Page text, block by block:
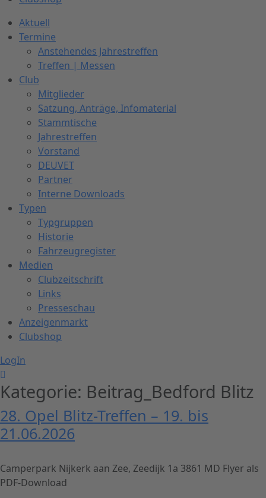
Aktuell
Termine
Anstehendes Jahrestreffen
Treffen | Messen
Club
Mitglieder
Satzung, Anträge, Infomaterial
Stammtische
Jahrestreffen
Vorstand
DEUVET
Partner
Interne Downloads
Typen
Typgruppen
Historie
Fahrzeugregister
Medien
Clubzeitschrift
Links
Presseschau
Anzeigenmarkt
Clubshop
LogIn
Kategorie: Beitrag_Bedford Blitz
28. Opel Blitz-Treffen – 19. bis
21.06.2026
Camperpark Nijkerk aan Zee, Zeedijk 1a 3861 MD Flyer als
PDF-Download